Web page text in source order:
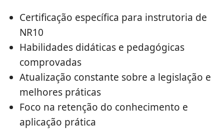
Certificação específica para instrutoria de
NR10
Habilidades didáticas e pedagógicas
comprovadas
Atualização constante sobre a legislação e
melhores práticas
Foco na retenção do conhecimento e
aplicação prática